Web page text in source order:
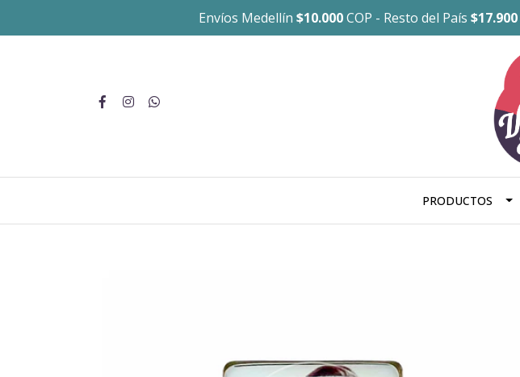
Envíos Medellín $10.000COP - Resto del País $17.900
PRODUCTOS